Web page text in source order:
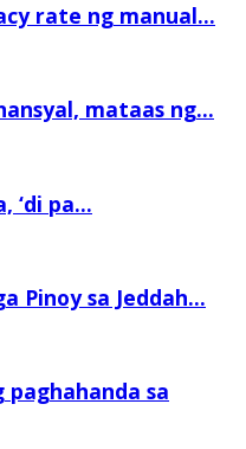
rate ng manual...
mataas ng...
‘di pa...
Pinoy sa Jeddah...
sa